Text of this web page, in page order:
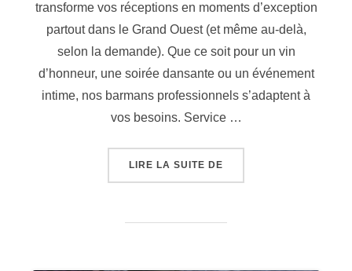
transforme vos réceptions en moments d’exception
partout dans le Grand Ouest (et même au-delà,
selon la demande). Que ce soit pour un vin
d’honneur, une soirée dansante ou un événement
intime, nos barmans professionnels s’adaptent à
vos besoins. Service …
LIRE LA SUITE DE